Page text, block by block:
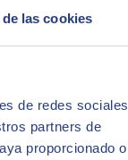
las cookies
de redes sociales
partners de
proporcionado o